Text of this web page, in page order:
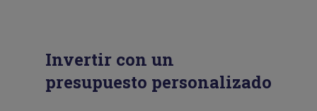
Invertir con un
presupuesto personalizado